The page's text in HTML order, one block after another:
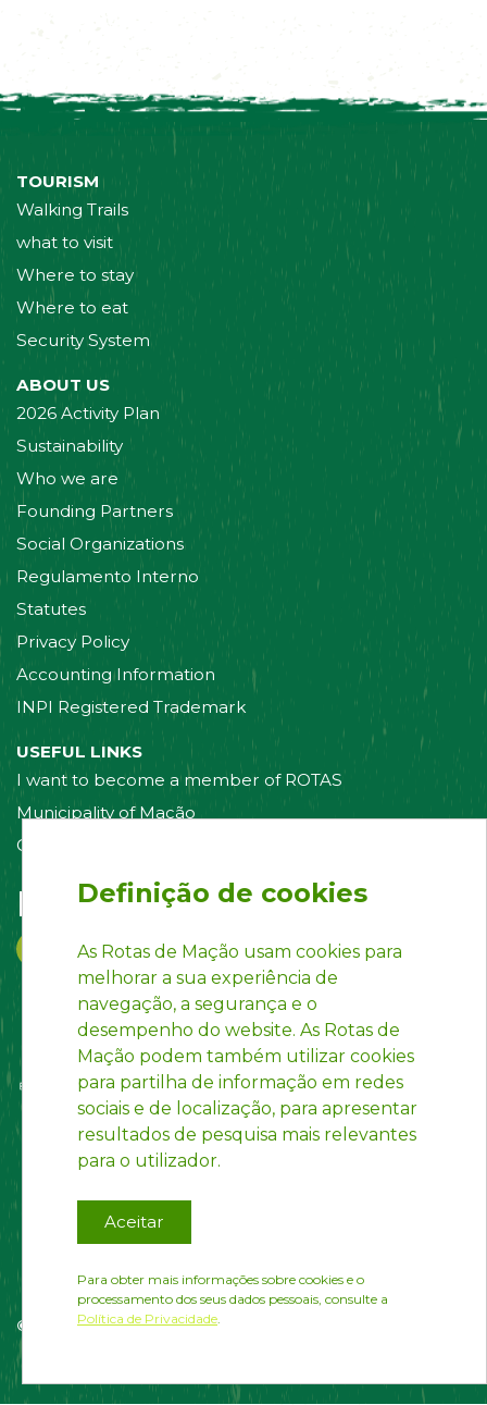
TOURISM
Walking Trails
what to visit
Where to stay
Where to eat
Security System
ABOUT US
2026 Activity Plan
Sustainability
Who we are
Founding Partners
Social Organizations
Regulamento Interno
Statutes
Privacy Policy
Accounting Information
INPI Registered Trademark
USEFUL LINKS
I want to become a member of ROTAS
Municipality of Mação
Contact us
Follow us on:
© Rotas de Mação | Developed by
Definição de cookies
As Rotas de Mação usam cookies para
melhorar a sua experiência de
navegação, a segurança e o
desempenho do website. As Rotas de
Mação podem também utilizar cookies
para partilha de informação em redes
sociais e de localização, para apresentar
resultados de pesquisa mais relevantes
para o utilizador.
Aceitar
Para obter mais informações sobre cookies e o
processamento dos seus dados pessoais, consulte a
Política de Privacidade.